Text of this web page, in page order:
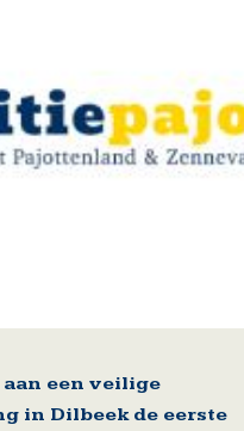
aan een veilige
in Dilbeek de eerste